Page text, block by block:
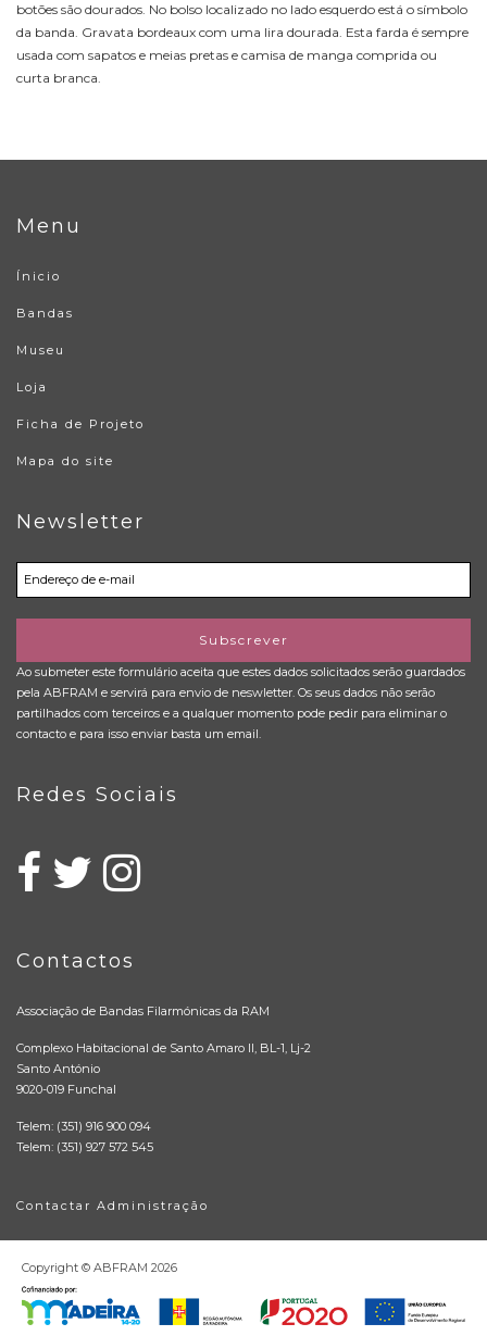
botões são dourados. No bolso localizado no lado esquerdo está o símbolo
da banda. Gravata bordeaux com uma lira dourada. Esta farda é sempre
usada com sapatos e meias pretas e camisa de manga comprida ou
curta branca.
Menu
Ínicio
Bandas
Museu
Loja
Ficha de Projeto
Mapa do site
Newsletter
Subscrever
Ao submeter este formulário aceita que estes dados solicitados serão guardados
pela ABFRAM e servirá para envio de neswletter. Os seus dados não serão
partilhados com terceiros e a qualquer momento pode pedir para eliminar o
contacto e para isso enviar basta um email.
Redes Sociais
Contactos
Associação de Bandas Filarmónicas da RAM
Complexo Habitacional de Santo Amaro II, BL-1, Lj-2
Santo António
9020-019 Funchal
Telem: (351) 916 900 094
Telem: (351) 927 572 545
Contactar Administração
Copyright © ABFRAM 2026